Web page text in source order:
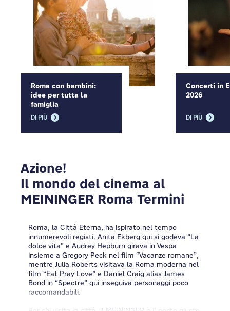
Roma con bambini:
idee per tutta la
famiglia
DI PIÙ
Concerti in
2026
DI PIÙ
Azione!
Il mondo del cinema al
MEININGER Roma Termini
Roma, la Città Eterna, ha ispirato nel tempo
innumerevoli registi. Anita Ekberg qui si godeva “La
dolce vita” e Audrey Hepburn girava in Vespa
insieme a Gregory Peck nel film “Vacanze romane”,
mentre Julia Roberts visitava la Roma moderna nel
film “Eat Pray Love” e Daniel Craig alias James
Bond in “Spectre” qui inseguiva personaggi poco
raccomandabili.